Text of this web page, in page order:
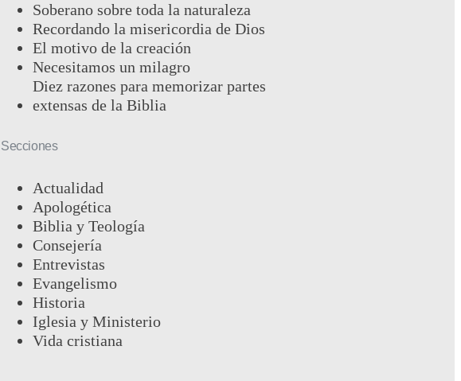
Soberano sobre toda la naturaleza
Recordando la misericordia de Dios
El motivo de la creación
Necesitamos un milagro
Diez razones para memorizar partes
extensas de la Biblia
Secciones
Actualidad
Apologética
Biblia y Teología
Consejería
Entrevistas
Evangelismo
Historia
Iglesia y Ministerio
Vida cristiana